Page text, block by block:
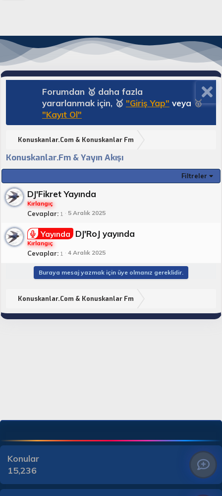
Forumdan 🥇 daha fazla
yararlanmak için, 🥇 "Giriş Yap" veya 🥇
"Kayıt Ol"
Konuskanlar.Com & Konuskanlar Fm
Konuskanlar.Fm & Yayın Akışı
Filtreler
DJ'Fikret Yayında
Kırlangıç
Cevaplar 1 5 Aralık 2025
Yayında DJ'RoJ yayında
Kırlangıç
Cevaplar 1 4 Aralık 2025
Buraya mesaj yazmak için üye olmanız gereklidir.
Konuskanlar.Com & Konuskanlar Fm
Konular
15,236